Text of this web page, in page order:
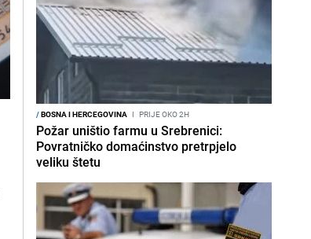
/BOSNA I HERCEGOVINA I PRIJE OKO 2H
Požar uništio farmu u Srebrenici:
Povratničko domaćinstvo pretrpjelo
veliku štetu